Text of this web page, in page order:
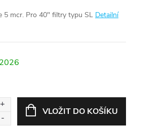
5 mcr. Pro 40" filtry typu SL Detailní
VLOŽIT DO KOŠÍKU